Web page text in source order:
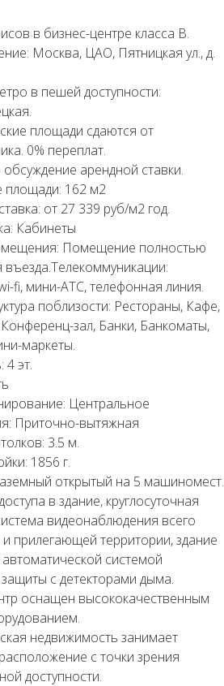
в бизнес-центре класса В.
Москва, ЦАО, Пятницкая ул., д.
в пешей доступности:
площади сдаются от
0% переплат.
арендной ставки.
площади: 162 м2
от 27 339 руб/м2 год.
Кабинеты
Помещение полностью
въезда.Телекоммуникации:
fi, мини-АТС, телефонная линия.
поблизости: Рестораны, Кафе,
зал, Банки, Банкоматы,
маркеты.
4 эт.
Центральное
Приточно-вытяжная
3.5 м.
1856 г.
открытый на 5 машиномест.
в здание, круглосуточная
видеонаблюдения всего
и прилегающей территории, здание
системой
с детекторами дыма.
оснащен высококачественным
недвижимость занимает
с точки зрения
доступности.